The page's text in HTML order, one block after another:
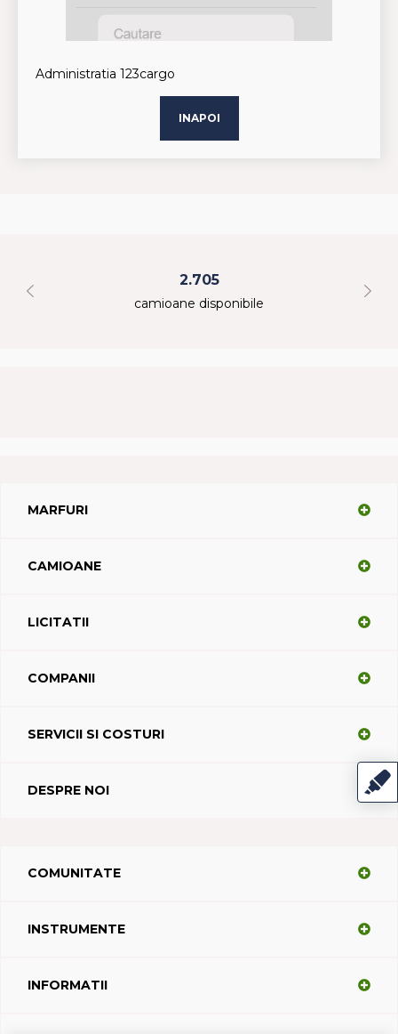
Administratia 123cargo
INAPOI
2.705
camioane disponibile
MARFURI
CAMIOANE
LICITATII
COMPANII
SERVICII SI COSTURI
DESPRE NOI
COMUNITATE
INSTRUMENTE
INFORMATII